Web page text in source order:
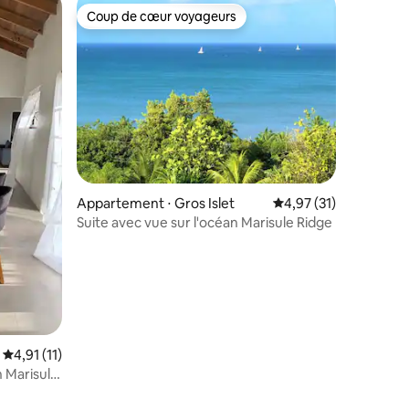
: 4,9 sur 5
Évaluation moyenne sur la base de 11 commentaires : 4,91 sur 5
4,91 (11)
Marisule
Coup de cœur voyageurs
Coup de cœur voyageurs
Appartement ⋅ Gros Islet Évaluation moyenne
4,97 (31)
Suite avec vue sur l'océan Marisule Ridge